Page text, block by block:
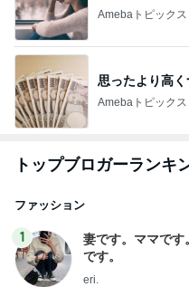
Amebaトピックス
思ったより高
Amebaトピックス
トップブロガーランキ
ファッション
1
妻です。ママです
です。
eri.